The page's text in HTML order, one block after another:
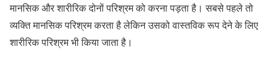
मानसिक और शारीरिक दोनों परिश्रम को करना पड़ता है। सबसे पहले तो
व्यक्ति मानसिक परिश्रम करता है लेकिन उसको वास्तविक रूप देने के लिए
शारीरिक परिश्रम भी किया जाता है।